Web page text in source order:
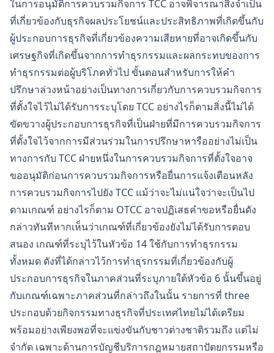
ในการอนุมัติการควบรวมกิจการ TCC อาจพิจารณาสิ่งจำเป็น
ที่เกี่ยวข้องกับธุรกิจผลประโยชน์และประสิทธิภาพที่เกิดขึ้นกับ
ผู้ประกอบการธุรกิจที่เกี่ยวข้องความเสียหายที่อาจเกิดขึ้นกับ
เศรษฐกิจที่เกิดขึ้นจากการทำธุรกรรมและผลกระทบของการ
ทำธุรกรรมต่อผู้บริโภคทั่วไป ขั้นตอนสำหรับการให้คำ
ปรึกษาล่วงหน้าอย่างเป็นทางการเกี่ยวกับการควบรวมกิจการ
ที่ตั้งใจไว้ไม่ได้รับการระบุโดย TCC อย่างไรก็ตามสิ่งนี้ไม่ได้
ขัดขวางผู้ประกอบการธุรกิจที่เป็นฝ่ายที่มีการควบรวมกิจการ
ที่ตั้งใจไว้จากการมีส่วนร่วมในการปรึกษาหารืออย่างไม่เป็น
ทางการกับ TCC ฝ่ายหนึ่งในการควบรวมกิจการที่ตั้งใจอาจ
ขออนุมัติก่อนการควบรวมกิจการหรือยื่นการแจ้งเตือนหลัง
การควบรวมกิจการไปยัง TCC แม้ว่าจะไม่แน่ใจว่าจะเป็นไป
ตามเกณฑ์ อย่างไรก็ตาม OTCC อาจปฏิเสธคำขอหรือยื่นดัง
กล่าวทันทีหากเห็นว่าเกณฑ์ที่เกี่ยวข้องยังไม่ได้รับการตอบ
สนอง เกณฑ์ที่ระบุไว้ในหัวข้อ 14 ใช้กับการทำธุรกรรม
ทั้งหมด ดังที่ได้กล่าวไว้การทำธุรกรรมที่เกี่ยวข้องกับผู้
ประกอบการธุรกิจในภาคส่วนที่ระบุภายใต้หัวข้อ 6 นั้นขึ้นอยู่
กับเกณฑ์เฉพาะภาคส่วนที่กล่าวถึงในนั้น รายการที่ three
ประกอบด้วยกิจกรรมทางธุรกิจที่ประเทศไทยไม่ได้เตรียม
พร้อมอย่างเพียงพอที่จะแข่งขันกับชาวต่างชาติรวมถึง แต่ไม่
จำกัด เฉพาะด้านการบัญชีบริการกฎหมายสถาปัตยกรรมหรือ